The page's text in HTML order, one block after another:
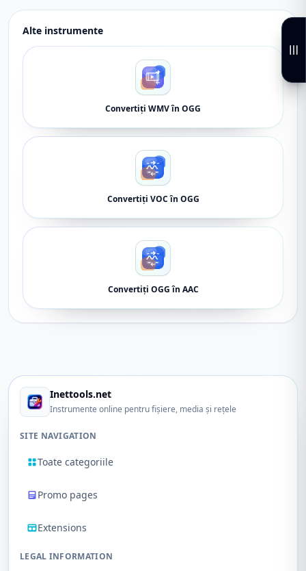
Alte instrumente
Convertiți WMV în OGG
Convertiți VOC în OGG
Convertiți OGG în AAC
Inettools.net
Instrumente online pentru fișiere, media și rețele
SITE NAVIGATION
Toate categoriile
Promo pages
Extensions
LEGAL INFORMATION